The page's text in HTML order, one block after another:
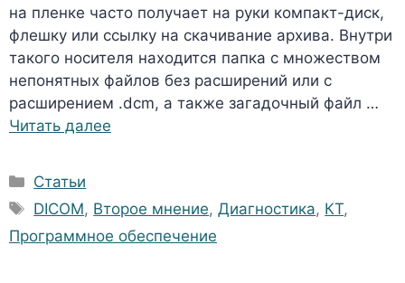
на пленке часто получает на руки компакт-диск,
флешку или ссылку на скачивание архива. Внутри
такого носителя находится папка с множеством
непонятных файлов без расширений или с
расширением .dcm, а также загадочный файл …
Читать далее
Рубрики
Статьи
Метки
DICOM, Второе мнение,Диагностика, КТ,
Программное обеспечение